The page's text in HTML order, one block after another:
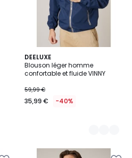
DEELUXE
Blouson léger homme
confortable et fluide VINNY
59,99 €
35,99 € -40%
4
Couleurs